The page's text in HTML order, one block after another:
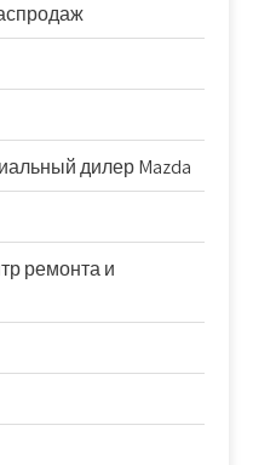
дилер Mazda
ремонта и